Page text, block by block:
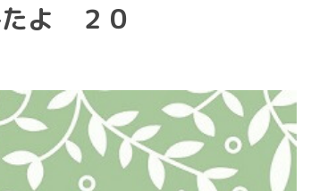
たよ ２０